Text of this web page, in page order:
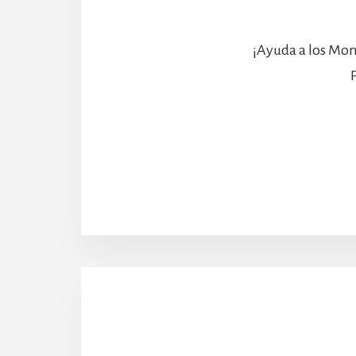
¡Ayuda a los